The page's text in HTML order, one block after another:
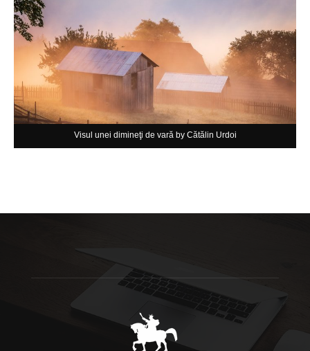
Visul unei dimineţi de vară by Cătălin Urdoi